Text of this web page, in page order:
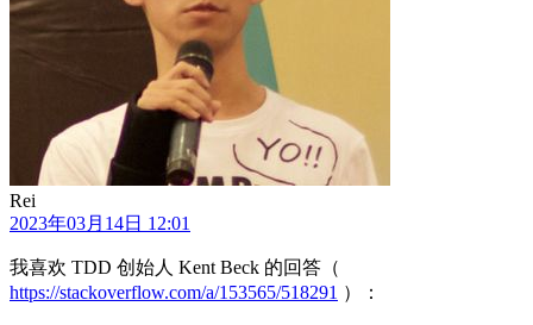
Rei
2023年03月14日 12:01
我喜欢 TDD 创始人 Kent Beck 的回答（
https://stackoverflow.com/a/153565/518291 ）：